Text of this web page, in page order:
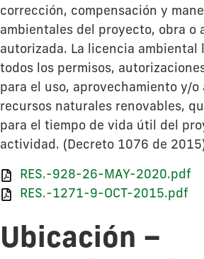
corrección, compensación y
ambientales del proyecto, obra o
autorizada. La licencia ambiental
todos los permisos,
para el uso, aprovechamiento y/
recursos naturales renovables,
para el tiempo de vida útil del
actividad. (Decreto 1076 de
RES.-928-26-MAY-2020.pdf
RES.-1271-9-OCT-2015.pdf
Ubicación –